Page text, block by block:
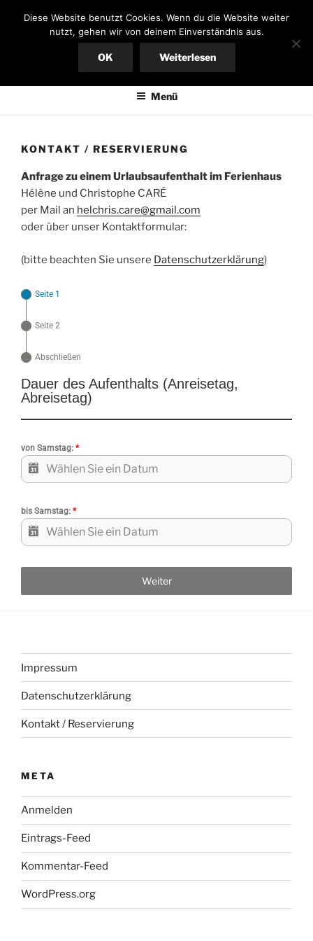
InhaltFERIENHAUS AN DER
ARDÈCHE
Bungalow in Südfrankreich, großer Garten, mieten von privat
Menü
KONTAKT / RESERVIERUNG
Anfrage zu einem Urlaubsaufenthalt im Ferienhaus
Hélène und Christophe CARÉ
per Mail an helchris.care@gmail.com
oder über unser Kontaktformular:
(bitte beachten Sie unsere Datenschutzerklärung)
Seite 1
Seite 2
Abschließen
Dauer des Aufenthalts (Anreisetag,
Abreisetag)
von Samstag: *
bis Samstag: *
Weiter
Impressum
Datenschutzerklärung
Kontakt / Reservierung
META
Anmelden
Eintrags-Feed
Kommentar-Feed
WordPress.org
Diese Website benutzt Cookies. Wenn du die Website weiter
nutzt, gehen wir von deinem Einverständnis aus.
OK Weiterlesen